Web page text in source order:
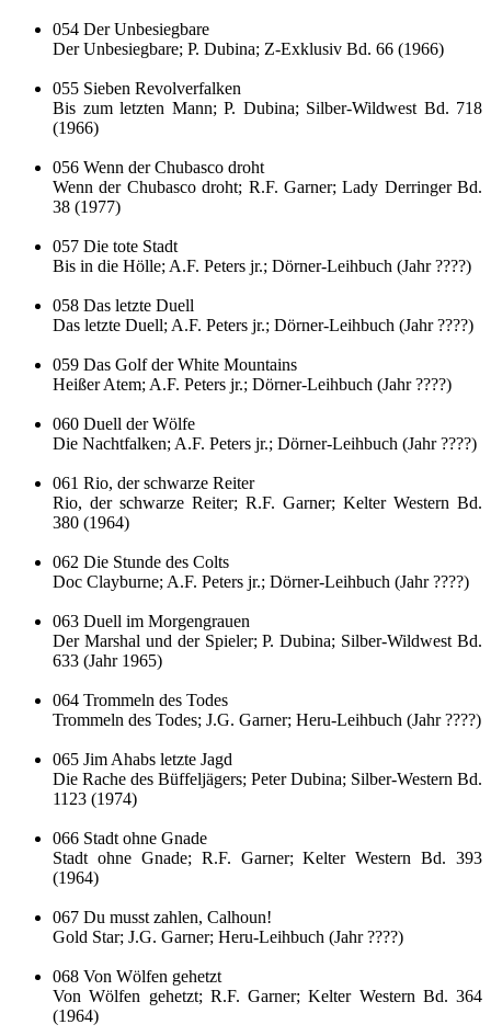
054 Der Unbesiegbare
Der Unbesiegbare; P. Dubina; Z-Exklusiv Bd. 66 (1966)
055 Sieben Revolverfalken
Bis zum letzten Mann; P. Dubina; Silber-Wildwest Bd. 718
(1966)
056 Wenn der Chubasco droht
Wenn der Chubasco droht; R.F. Garner; Lady Derringer Bd.
38 (1977)
057 Die tote Stadt
Bis in die Hölle; A.F. Peters jr.; Dörner-Leihbuch (Jahr ????)
058 Das letzte Duell
Das letzte Duell; A.F. Peters jr.; Dörner-Leihbuch (Jahr ????)
059 Das Golf der White Mountains
Heißer Atem; A.F. Peters jr.; Dörner-Leihbuch (Jahr ????)
060 Duell der Wölfe
Die Nachtfalken; A.F. Peters jr.; Dörner-Leihbuch (Jahr ????)
061 Rio, der schwarze Reiter
Rio, der schwarze Reiter; R.F. Garner; Kelter Western Bd.
380 (1964)
062 Die Stunde des Colts
Doc Clayburne; A.F. Peters jr.; Dörner-Leihbuch (Jahr ????)
063 Duell im Morgengrauen
Der Marshal und der Spieler; P. Dubina; Silber-Wildwest Bd.
633 (Jahr 1965)
064 Trommeln des Todes
Trommeln des Todes; J.G. Garner; Heru-Leihbuch (Jahr ????)
065 Jim Ahabs letzte Jagd
Die Rache des Büffeljägers; Peter Dubina; Silber-Western Bd.
1123 (1974)
066 Stadt ohne Gnade
Stadt ohne Gnade; R.F. Garner; Kelter Western Bd. 393
(1964)
067 Du musst zahlen, Calhoun!
Gold Star; J.G. Garner; Heru-Leihbuch (Jahr ????)
068 Von Wölfen gehetzt
Von Wölfen gehetzt; R.F. Garner; Kelter Western Bd. 364
(1964)